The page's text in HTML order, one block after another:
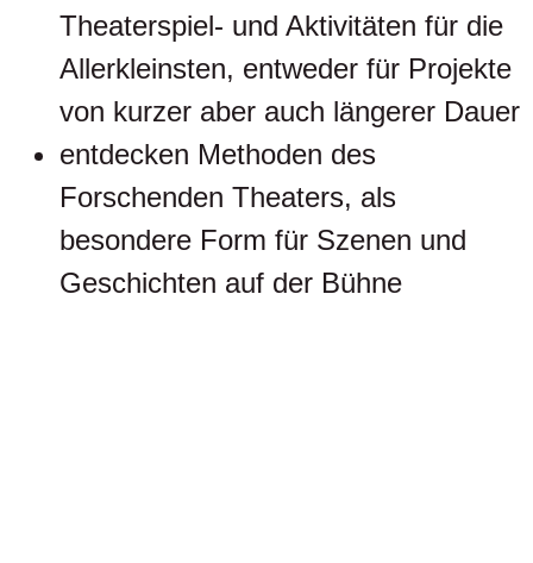
Theaterspiel- und Aktivitäten für die
Allerkleinsten, entweder für Projekte
von kurzer aber auch längerer Dauer
entdecken Methoden des
Forschenden Theaters, als
besondere Form für Szenen und
Geschichten auf der Bühne